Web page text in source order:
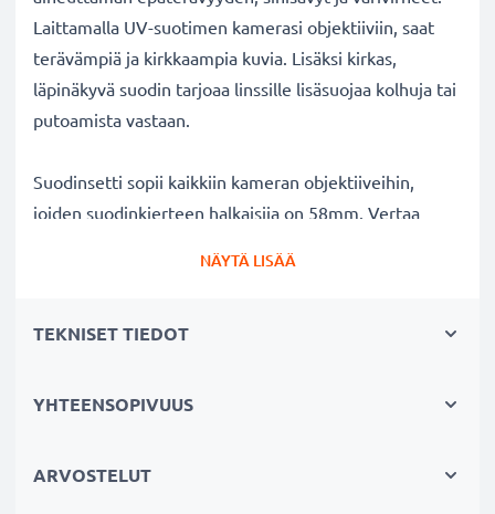
Laittamalla UV-suotimen kamerasi objektiiviin, saat
terävämpiä ja kirkkaampia kuvia. Lisäksi kirkas,
läpinäkyvä suodin tarjoaa linssille lisäsuojaa kolhuja tai
putoamista vastaan.
Suodinsetti sopii kaikkiin kameran objektiiveihin,
joiden suodinkierteen halkaisija on 58mm. Vertaa
Parempi kuvanlaatu väreistä tai
✔ Terävämpiä ja kirkkaampia kuvia: korjaa UV-valon
NÄYTÄ LISÄÄ
TEKNISET TIEDOT
YHTEENSOPIVUUS
ARVOSTELUT